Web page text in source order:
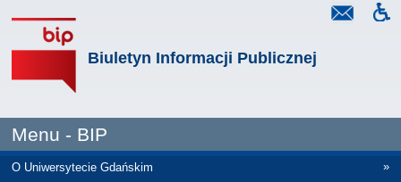
Biuletyn Informacji Publicznej
Menu - BIP
O Uniwersytecie Gdańskim
»